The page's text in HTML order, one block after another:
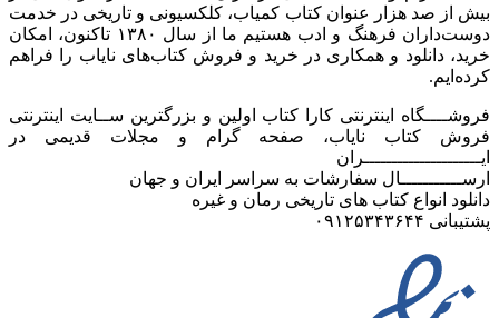
بیش از صد هزار عنوان کتاب کمیاب، کلکسیونی و تاریخی در خدمت
دوست‌داران فرهنگ و ادب هستیم ما از سال ۱۳۸۰ تاکنون، امکان
خرید، دانلود و همکاری در خرید و فروش کتاب‌های نایاب را فراهم
کرده‌ایم.
فروشــــگاه اینترنتی کارا کتاب اولین و بزرگترین ســایت اینترنتی
فروش کتاب نایاب، صفحه گرام و مجلات قدیمی در
ایـــــــــــــــــــــران
ارســـــــــــال سفارشات به سراسر ایران و جهان
دانلود انواع کتاب های تاریخی رمان و غیره
پشتیبانی ۰۹۱۲۵۳۴۳۶۴۴